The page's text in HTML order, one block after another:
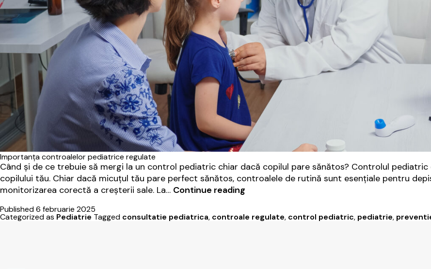
Importanța controalelor pediatrice regulate
Când și de ce trebuie să mergi la un control pediatric chiar dacă copilul pare sănătos? Controlul
copilului tău. Chiar dacă micuțul tău pare perfect sănătos, controalele de rutină sunt esențiale pentru
monitorizarea corectă a creșterii sale. La… Continue reading
pediatrice
regulate
Published6 februarie 2025
Categorized as Pediatrie Tagged consultatie pediatrica, controale regulate, control pediatric, pediatrie,